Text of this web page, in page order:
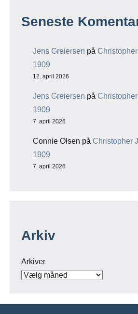
Seneste
Jens Greiersen på
1909
12. april 2026
Jens Greiersen på
1909
7. april 2026
Connie Olsen på Christopher
1909
7. april 2026
Arkiv
Arkiver